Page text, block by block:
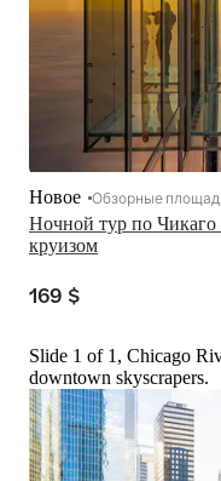
Ночной тур по Чикаго
круизом
Новое Обзорные
169 $
Slide 1 of 1, Chicago
downtown skyscrapers.